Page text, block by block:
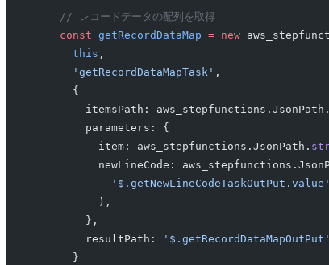
    // レコードデータの配列を取得
    const
getRecordDataMap = new
      this
,
      'getRecordDataMapTask'
,
      {
        itemsPath: aws_stepfunctions.JsonPath.
        parameters: {
          item: aws_stepfunctions.JsonPath.
newLineCode:
            '$.getNewLineCodeTaskOutPut.value'
          ),
        },
        resultPath:
'$.getRecordDataMapOutPut'
      }